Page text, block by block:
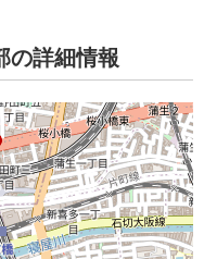
の詳細情報